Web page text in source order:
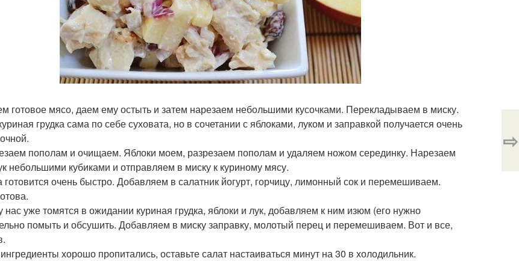
готовое мясо, даем ему остыть и затем нарезаем небольшими кусочками. Перекладываем в миску.
грудка сама по себе суховата, но в сочетании с яблоками, луком и заправкой получается очень
пополам и очищаем. Яблоки моем, разрезаем пополам и удаляем ножом серединку. Нарезаем
небольшими кубиками и отправляем в миску к куриному мясу.
готовится очень быстро. Добавляем в салатник йогурт, горчицу, лимонный сок и перемешиваем.
нас уже томятся в ожидании куриная грудка, яблоки и лук, добавляем к ним изюм (его нужно
помыть и обсушить. Добавляем в миску заправку, молотый перец и перемешиваем. Вот и все,
хорошо пропитались, оставьте салат настаиваться минут на 30 в холодильник.
⇨